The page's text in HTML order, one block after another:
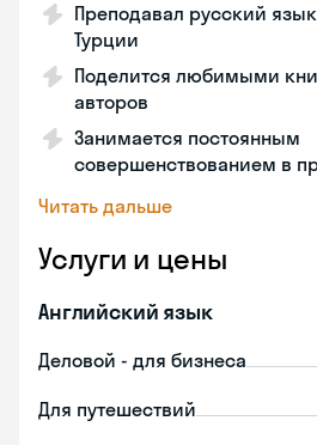
Преподавал русский
Турции
Поделится любимыми
авторов
Занимается постоянным
совершенствованием в
Читать дальше
Услуги и цены
Английский язык
Деловой - для бизнеса
Для путешествий